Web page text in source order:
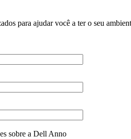
para ajudar você a ter o seu
sobre a Dell Anno